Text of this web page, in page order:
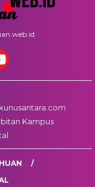
Kampus